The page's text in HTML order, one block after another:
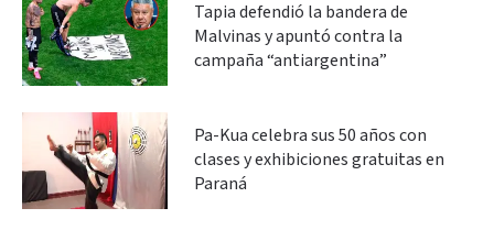
Tapia defendió la bandera de
Malvinas y apuntó contra la
campaña “antiargentina”
Pa-Kua celebra sus 50 años con
clases y exhibiciones gratuitas en
Paraná